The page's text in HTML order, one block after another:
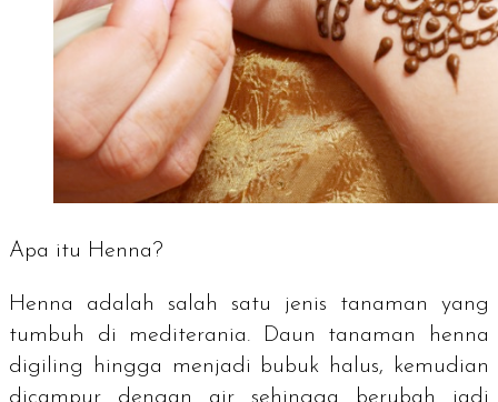
Apa itu Henna?
Henna adalah salah satu jenis tanaman yang
tumbuh di mediterania. Daun tanaman henna
digiling hingga menjadi bubuk halus, kemudian
dicampur dengan air sehingga berubah jadi